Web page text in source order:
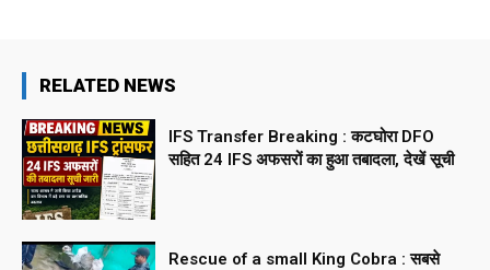
RELATED NEWS
IFS Transfer Breaking : कटघोरा DFO
सहित 24 IFS अफसरों का हुआ तबादला, देखें सूची
Rescue of a small King Cobra : सबसे